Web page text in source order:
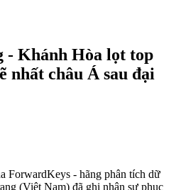
- Khánh Hòa lọt top
nhất châu Á sau đại
ForwardKeys - hãng phân tích dữ
(Việt Nam) đã ghi nhận sự phục